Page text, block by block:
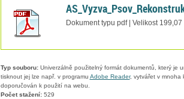
Dokument typu pdf | Velikost 199,07
Typ souboru:Univerzálně použitelný formát dokumentů, který je
tisknout jej lze např. v programu Adobe Reader, vytvářet v mnoha
doporučován k použití na webu.
Počet stažení:529